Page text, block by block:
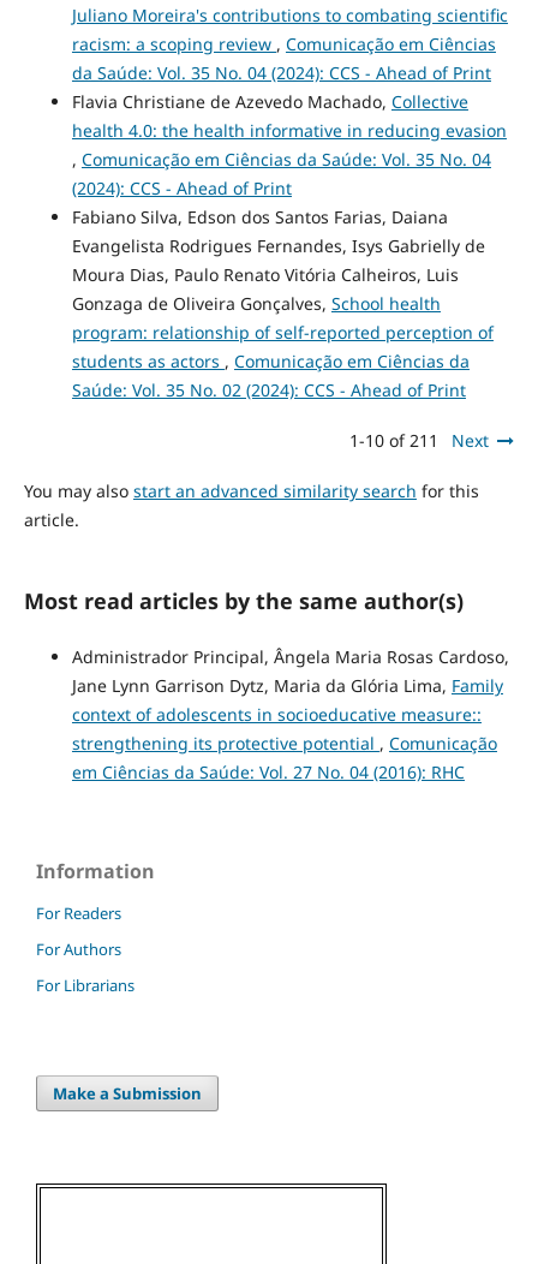
Juliano Moreira's contributions to combating scientific
racism: a scoping review , Comunicação em Ciências
da Saúde: Vol. 35 No. 04 (2024): CCS - Ahead of Print
Flavia Christiane de Azevedo Machado, Collective
health 4.0: the health informative in reducing evasion
, Comunicação em Ciências da Saúde: Vol. 35 No. 04
(2024): CCS - Ahead of Print
Fabiano Silva, Edson dos Santos Farias, Daiana
Evangelista Rodrigues Fernandes, Isys Gabrielly de
Moura Dias, Paulo Renato Vitória Calheiros, Luis
Gonzaga de Oliveira Gonçalves, School health
program: relationship of self-reported perception of
students as actors , Comunicação em Ciências da
Saúde: Vol. 35 No. 02 (2024): CCS - Ahead of Print
1-10 of 211 Next
You may also start an advanced similarity search for this
article.
Most read articles by the same author(s)
Administrador Principal, Ângela Maria Rosas Cardoso,
Jane Lynn Garrison Dytz, Maria da Glória Lima, Family
context of adolescents in socioeducative measure::
strengthening its protective potential , Comunicação
em Ciências da Saúde: Vol. 27 No. 04 (2016): RHC
Information
For Readers
For Authors
For Librarians
Make a Submission